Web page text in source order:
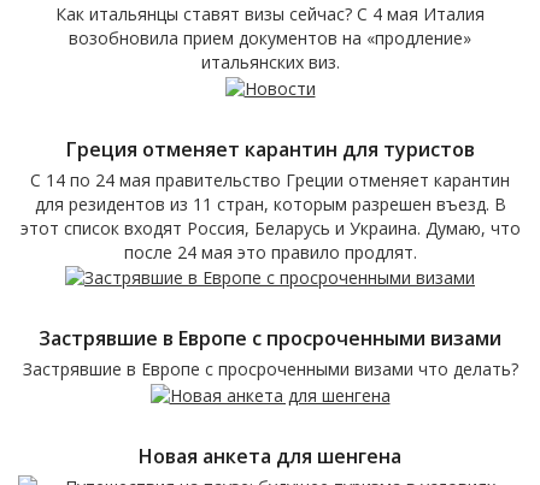
Как итальянцы ставят визы сейчас? С 4 мая Италия
возобновила прием документов на «продление»
итальянских виз.
Греция отменяет карантин для туристов
С 14 по 24 мая правительство Греции отменяет карантин
для резидентов из 11 стран, которым разрешен въезд. В
этот список входят Россия, Беларусь и Украина. Думаю, что
после 24 мая это правило продлят.
Застрявшие в Европе с просроченными визами
Застрявшие в Европе с просроченными визами что делать?
Новая анкета для шенгена